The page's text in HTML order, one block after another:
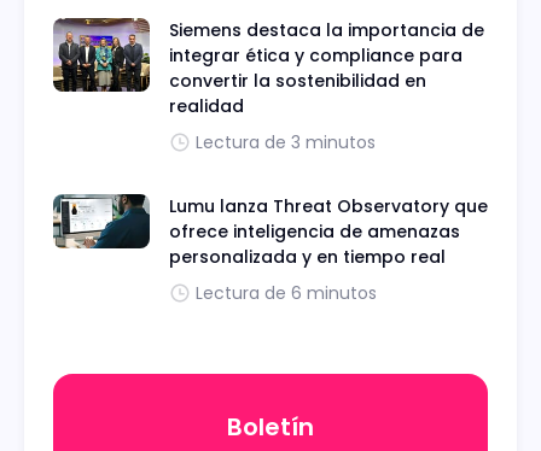
Siemens destaca la importancia de
integrar ética y compliance para
convertir la sostenibilidad en
realidad
Lectura de 3 minutos
Lumu lanza Threat Observatory que
ofrece inteligencia de amenazas
personalizada y en tiempo real
Lectura de 6 minutos
Boletín